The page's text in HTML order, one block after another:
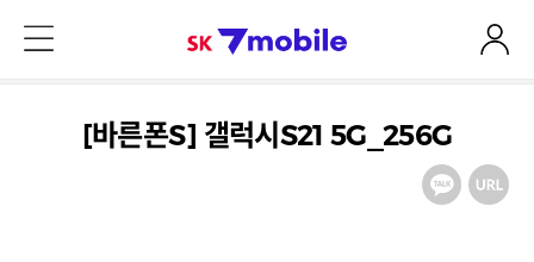
SK 7mobile
[바른폰S] 갤럭시S21 5G_256G